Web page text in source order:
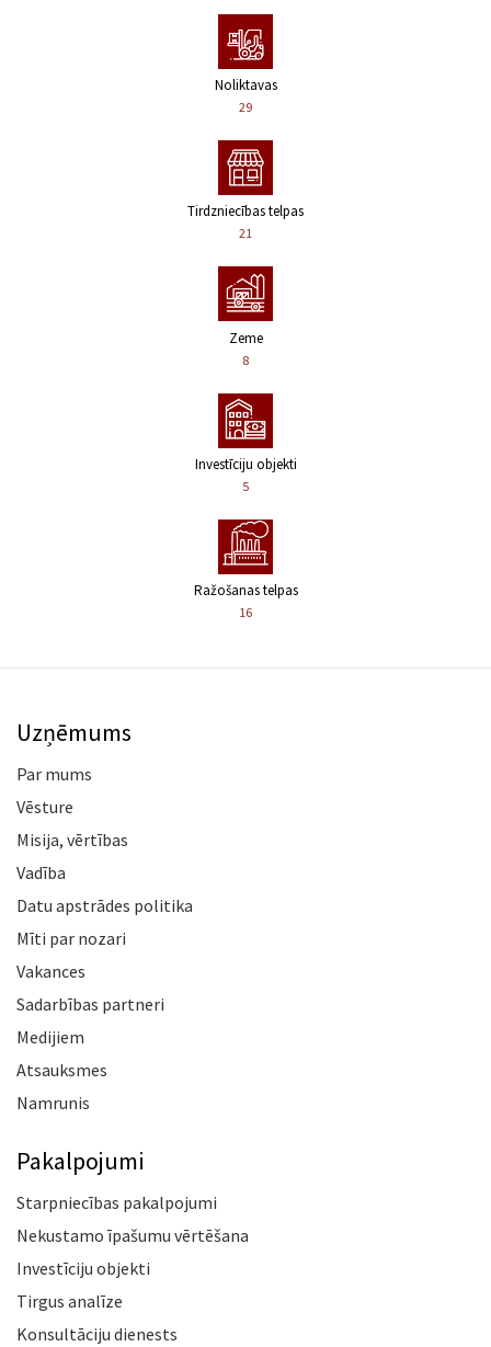
Noliktavas
29
Tirdzniecības telpas
21
Zeme
8
Investīciju objekti
5
Ražošanas telpas
16
Uzņēmums
Par mums
Vēsture
Misija, vērtības
Vadība
Datu apstrādes politika
Mīti par nozari
Vakances
Sadarbības partneri
Medijiem
Atsauksmes
Namrunis
Pakalpojumi
Starpniecības pakalpojumi
Nekustamo īpašumu vērtēšana
Investīciju objekti
Tirgus analīze
Konsultāciju dienests